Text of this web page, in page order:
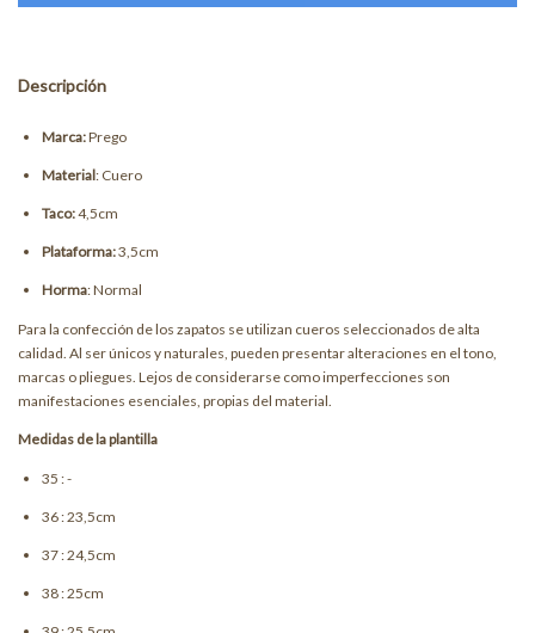
Descripción
Marca:Prego
Material: Cuero
Taco:4,5cm
Plataforma:3,5cm
Horma: Normal
Para la confección de los zapatos se utilizan cueros seleccionados de alta
calidad. Al ser únicos y naturales, pueden presentar alteraciones en el tono,
marcas o pliegues. Lejos de considerarse como imperfecciones son
manifestaciones esenciales, propias del material.
Medidas de la plantilla
35 : -
36 : 23,5cm
37 : 24,5cm
38 : 25cm